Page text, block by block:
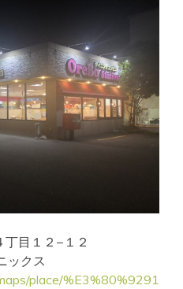
丁目１２−１２
ックス
place/%E3%80%9291